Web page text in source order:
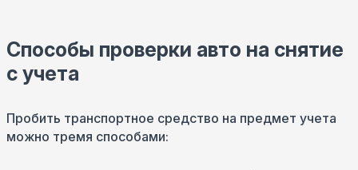
Способы проверки авто на снятие
с учета
Пробить транспортное средство на предмет учета
можно тремя способами: